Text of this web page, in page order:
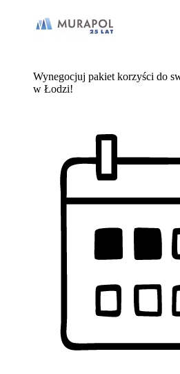
Wynegocjuj pakiet korzyści do
w Łodzi!